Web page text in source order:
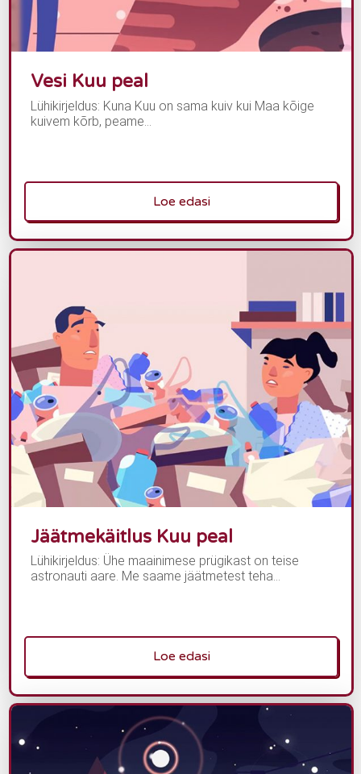
Vesi Kuu peal
Lühikirjeldus: Kuna Kuu on sama kuiv kui Maa kõige
kuivem kõrb, peame...
Loe edasi
Jäätmekäitlus Kuu peal
Lühikirjeldus: Ühe maainimese prügikast on teise
astronauti aare. Me saame jäätmetest teha...
Loe edasi